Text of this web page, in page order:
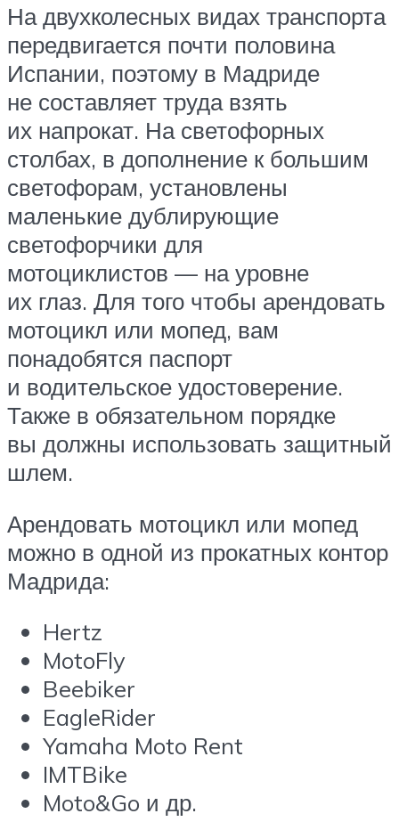
На двухколесных видах транспорта
передвигается почти половина
Испании, поэтому в Мадриде
не составляет труда взять
их напрокат. На светофорных
столбах, в дополнение к большим
светофорам, установлены
маленькие дублирующие
светофорчики для
мотоциклистов — на уровне
их глаз. Для того чтобы арендовать
мотоцикл или мопед, вам
понадобятся паспорт
и водительское удостоверение.
Также в обязательном порядке
вы должны использовать защитный
шлем.
Арендовать мотоцикл или мопед
можно в одной из прокатных контор
Мадрида:
Hertz
MotoFly
Beebiker
EagleRider
Yamaha Moto Rent
IMTBike
Moto&Go и др.